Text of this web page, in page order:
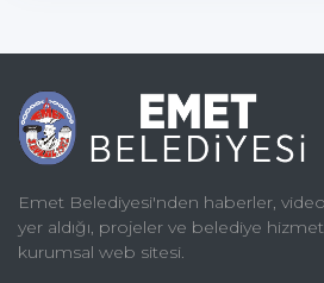
Emet Belediyesi'nden haberler,
yer aldığı, projeler ve belediye
kurumsal web sitesi.